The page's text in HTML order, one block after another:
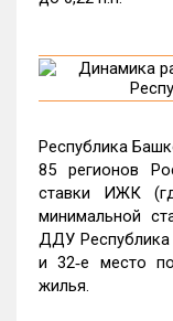
Республика
85 регионов
ставки ИЖК
минимальной
ДДУ Республика
и 32‑е место
жилья.